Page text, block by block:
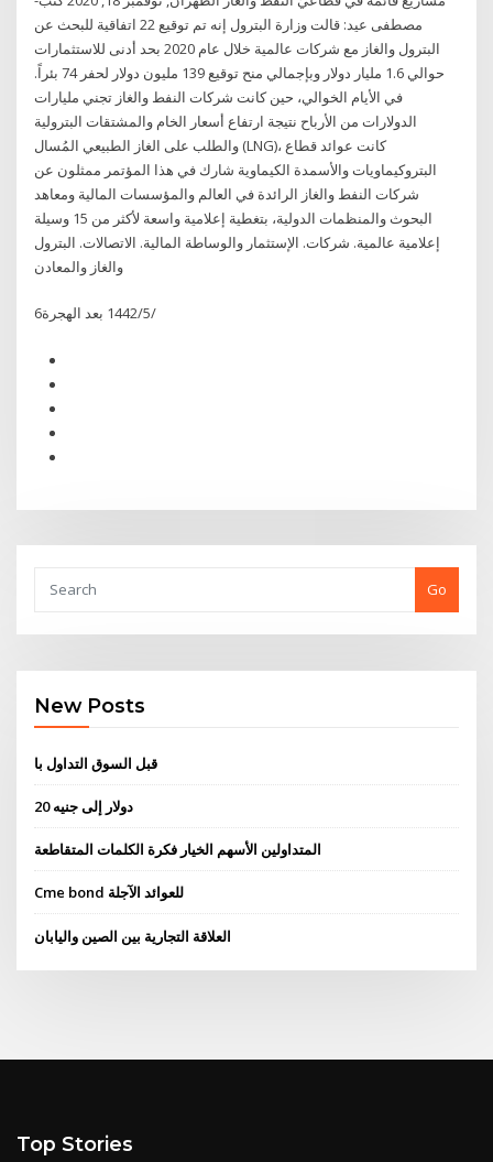
مصطفى عيد: قالت وزارة البترول إنه تم توقيع 22 اتفاقية للبحث عن
البترول والغاز مع شركات عالمية خلال عام 2020 بحد أدنى للاستثمارات
حوالي 1.6 مليار دولار وبإجمالي منح توقيع 139 مليون دولار لحفر 74 بئراً.
في الأيام الخوالي، حين كانت شركات النفط والغاز تجني مليارات
الدولارات من الأرباح نتيجة ارتفاع أسعار الخام والمشتقات البترولية
والطلب على الغاز الطبيعي المُسال (LNG)، كانت عوائد قطاع
البتروكيماويات والأسمدة الكيماوية شارك في هذا المؤتمر ممثلون عن
شركات النفط والغاز الرائدة في العالم والمؤسسات المالية ومعاهد
البحوث والمنظمات الدولية، بتغطية إعلامية واسعة لأكثر من 15 وسيلة
إعلامية عالمية. شركات. الإستثمار والوساطة المالية. الاتصالات. البترول
والغاز والمعادن
6‏‏/5‏‏/1442 بعد الهجرة
Go
New Posts
قبل السوق التداول با
20 دولار إلى جنيه
المتداولين الأسهم الخيار فكرة الكلمات المتقاطعة
Cme bond للعوائد الآجلة
العلاقة التجارية بين الصين واليابان
Top Stories